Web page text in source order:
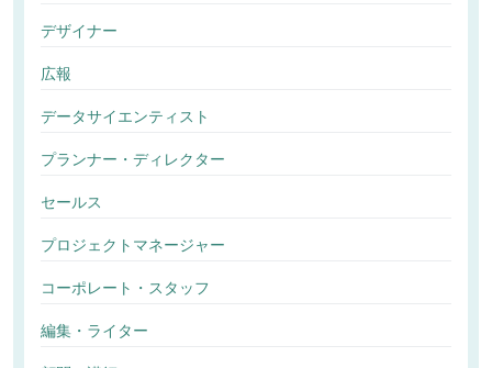
デザイナー
広報
データサイエンティスト
プランナー・ディレクター
セールス
プロジェクトマネージャー
コーポレート・スタッフ
編集・ライター